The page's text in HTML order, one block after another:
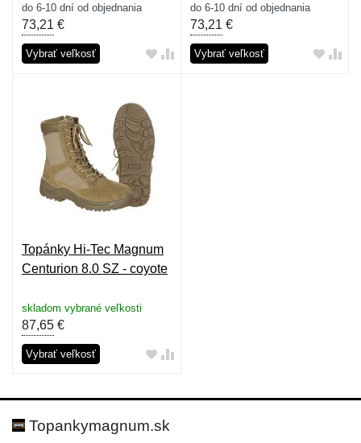
do 6-10 dní od objednania
73,21 €
Vybrať veľkosť
do 6-10 dní od objednania
73,21 €
Vybrať veľkosť
Topánky Hi-Tec Magnum
Centurion 8.0 SZ - coyote
skladom vybrané veľkosti
87,65 €
Vybrať veľkosť
Topankymagnum.sk